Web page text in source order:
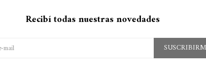
Recibí todas nuestras novedades